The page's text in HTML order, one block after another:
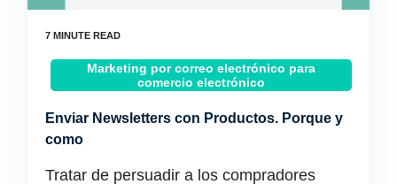
Marketing por correo electrónico para
comercio electrónico
Enviar Newsletters con Productos. Porque y
como
Tratar de persuadir a los compradores